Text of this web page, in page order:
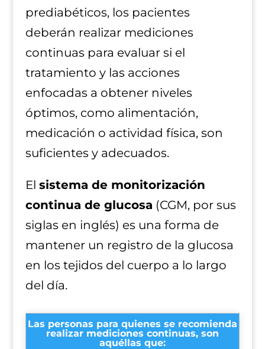
prediabéticos, los pacientes
deberán realizar mediciones
continuas para evaluar si el
tratamiento y las acciones
enfocadas a obtener niveles
óptimos, como alimentación,
medicación o actividad física, son
suficientes y adecuados.
El sistema de monitorización
continua de glucosa (CGM, por sus
siglas en inglés) es una forma de
mantener un registro de la glucosa
en los tejidos del cuerpo a lo largo
del día.
Las personas para quienes se recomienda
realizar mediciones continuas, son
aquéllas que: